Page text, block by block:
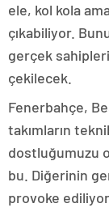
ele, kol kola
çıkabiliyor.
gerçek
çekilecek.
Fenerbahçe,
takımların
dostluğumuzu
bu. Diğerinin
provoke